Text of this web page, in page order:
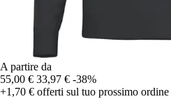
A partire da
55,00 € 33,97 € -38%
+1,70 € offerti sul tuo prossimo ordine